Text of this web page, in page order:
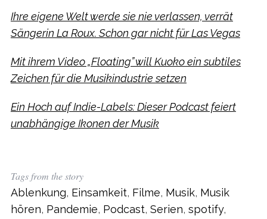
Ihre eigene Welt werde sie nie verlassen, verrät
Sängerin La Roux. Schon gar nicht für Las Vegas
Mit ihrem Video „Floating” will Kuoko ein subtiles
Zeichen für die Musikindustrie setzen
Ein Hoch auf Indie-Labels: Dieser Podcast feiert
unabhängige Ikonen der Musik
Tags from the story
Ablenkung, Einsamkeit, Filme, Musik, Musik
hören, Pandemie, Podcast, Serien, spotify,